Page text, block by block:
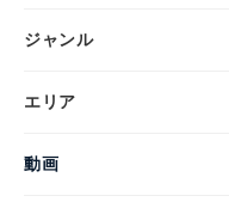
ジャンル
エリア
動画